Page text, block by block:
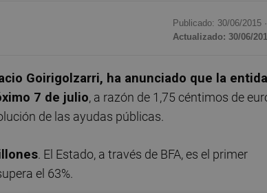
Publicado: 30/06/2015 ·
Actualizado: 30/06/
Goirigolzarri, ha anunciado que la
7 de julio, a razón de 1,75 céntimos de
de las ayudas públicas.
. El Estado, a través de BFA, es el primer
el 63%.